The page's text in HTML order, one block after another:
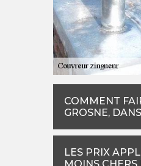
COMMENT
GROSNE,
LES PRIX